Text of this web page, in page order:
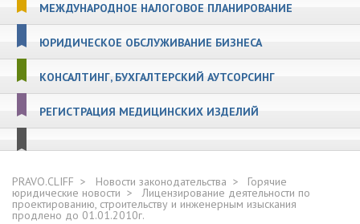
МЕЖДУНАРОДНОЕ НАЛОГОВОЕ ПЛАНИРОВАНИЕ
ЮРИДИЧЕСКОЕ ОБСЛУЖИВАНИЕ БИЗНЕСА
КОНСАЛТИНГ, БУХГАЛТЕРСКИЙ АУТСОРСИНГ
РЕГИСТРАЦИЯ МЕДИЦИНСКИХ ИЗДЕЛИЙ
PRAVO.CLIFF Новости законодательства Горячие
юридические новости Лицензирование деятельности по
проектированию, строительству и инженерным изыскания
продлено до 01.01.2010г.